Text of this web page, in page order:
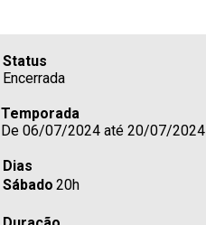
Status
Encerrada
Temporada
De 06/07/2024 até 20/07/2024
Dias
Sábado 20h